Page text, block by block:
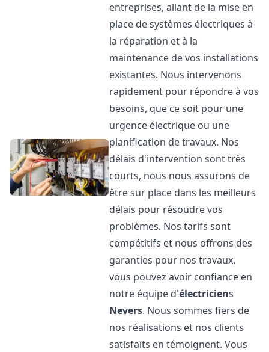
entreprises, allant de la mise en
place de systèmes électriques à
la réparation et à la
maintenance de vos installations
existantes. Nous intervenons
rapidement pour répondre à vos
besoins, que ce soit pour une
urgence électrique ou une
planification de travaux. Nos
délais d'intervention sont très
courts, nous nous assurons de
être sur place dans les meilleurs
délais pour résoudre vos
problèmes. Nos tarifs sont
compétitifs et nous offrons des
garanties pour nos travaux,
vous pouvez avoir confiance en
notre équipe d'électriciens
Nevers. Nous sommes fiers de
nos réalisations et nos clients
satisfaits en témoignent. Vous